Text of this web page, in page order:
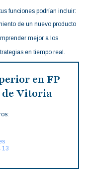
funciones podrían incluir:
de un nuevo producto
mejor a los
en tiempo real.
en FP
Vitoria
13